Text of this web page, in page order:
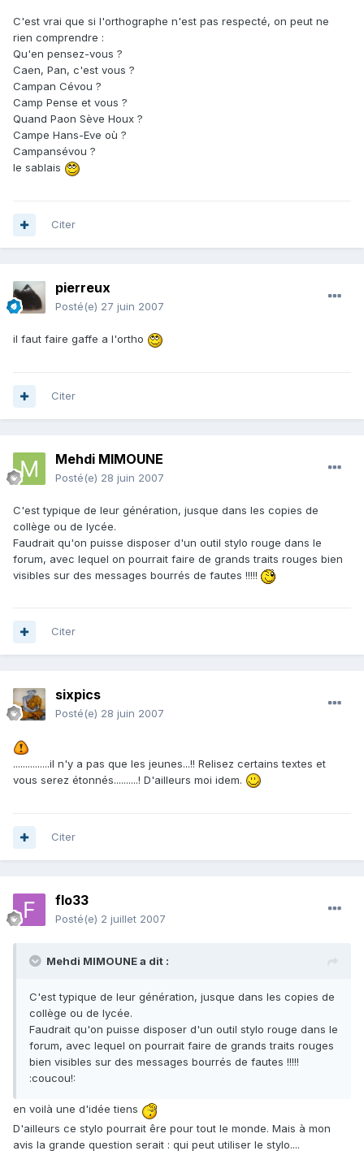
C'est vrai que si l'orthographe n'est pas respecté, on peut ne
rien comprendre :
Qu'en pensez-vous ?
Caen, Pan, c'est vous ?
Campan Cévou ?
Camp Pense et vous ?
Quand Paon Sève Houx ?
Campe Hans-Eve où ?
Campansévou ?
le sablais
Citer
pierreux
Posté(e) 27 juin 2007
il faut faire gaffe a l'ortho
Citer
Mehdi MIMOUNE
Posté(e) 28 juin 2007
C'est typique de leur génération, jusque dans les copies de
collège ou de lycée.
Faudrait qu'on puisse disposer d'un outil stylo rouge dans le
forum, avec lequel on pourrait faire de grands traits rouges bien
visibles sur des messages bourrés de fautes !!!!!
Citer
sixpics
Posté(e) 28 juin 2007
...............il n'y a pas que les jeunes...!! Relisez certains textes et
vous serez étonnés..........! D'ailleurs moi idem.
Citer
flo33
Posté(e) 2 juillet 2007
Mehdi MIMOUNE a dit :
C'est typique de leur génération, jusque dans les copies de
collège ou de lycée.
Faudrait qu'on puisse disposer d'un outil stylo rouge dans le
forum, avec lequel on pourrait faire de grands traits rouges
bien visibles sur des messages bourrés de fautes !!!!!
:coucou!:
en voilà une d'idée tiens
D'ailleurs ce stylo pourrait êre pour tout le monde. Mais à mon
avis la grande question serait : qui peut utiliser le stylo....